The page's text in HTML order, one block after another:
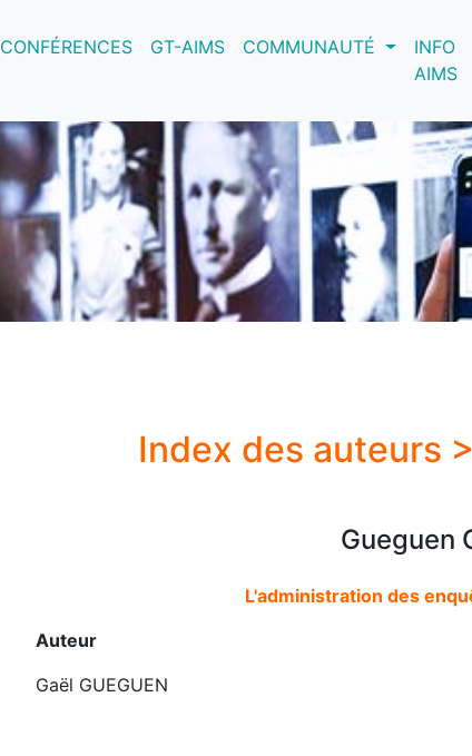
CONFÉRENCES GT-AIMS COMMUNAUTÉ
INFO
AIMS
Index des auteurs >
Gueguen
L'administration des
Auteur
Gaël GUEGUEN